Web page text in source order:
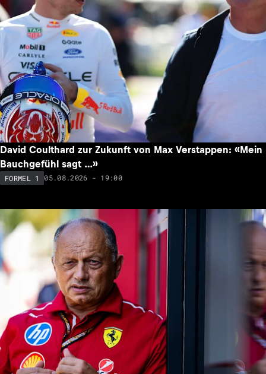
David Coulthard zur Zukunft von Max Verstappen: «Mein
Bauchgefühl sagt …»
FORMEL 1 05.08.2026 - 19:00